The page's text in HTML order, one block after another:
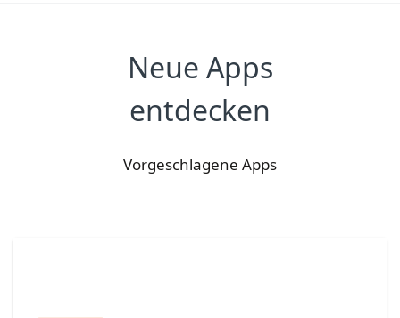
Neue Apps
entdecken
Vorgeschlagene Apps